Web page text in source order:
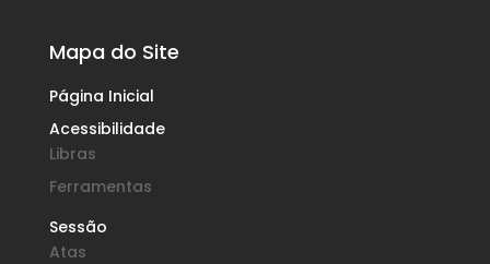
Mapa do Site
Página Inicial
Acessibilidade
Libras
Ferramentas
Sessão
Atas